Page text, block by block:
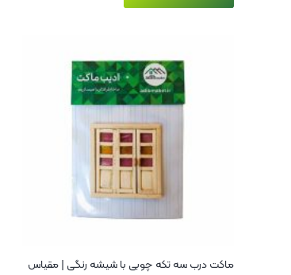
ماکت درب سه تکه چوبی با شیشه رنگی | مقیاس